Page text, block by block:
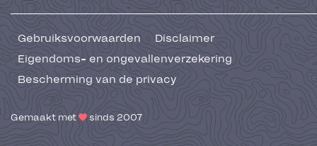
Gebruiksvoorwaarden
Disclaimer
Eigendoms- en ongevallenverzekering
Bescherming van de privacy
Gemaakt met sinds 2007